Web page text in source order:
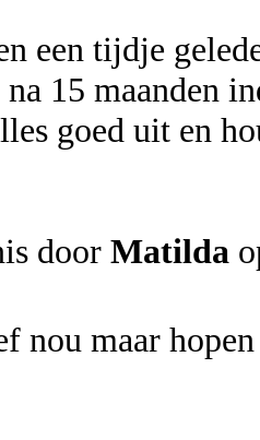
een tijdje
15 maanden
goed uit en
door Matilda
nou maar